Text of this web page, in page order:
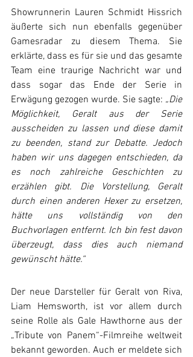
Showrunnerin Lauren Schmidt Hissrich
äußerte sich nun ebenfalls gegenüber
Gamesradar zu diesem Thema. Sie
erklärte, dass es für sie und das gesamte
Team eine traurige Nachricht war und
dass sogar das Ende der Serie in
Erwägung gezogen wurde. Sie sagte: „Die
Möglichkeit, Geralt aus der Serie
ausscheiden zu lassen und diese damit
zu beenden, stand zur Debatte. Jedoch
haben wir uns dagegen entschieden, da
es noch zahlreiche Geschichten zu
erzählen gibt. Die Vorstellung, Geralt
durch einen anderen Hexer zu ersetzen,
hätte uns vollständig von den
Buchvorlagen entfernt. Ich bin fest davon
überzeugt, dass dies auch niemand
gewünscht hätte.“
Der neue Darsteller für Geralt von Riva,
Liam Hemsworth, ist vor allem durch
seine Rolle als Gale Hawthorne aus der
„Tribute von Panem“-Filmreihe weltweit
bekannt geworden. Auch er meldete sich